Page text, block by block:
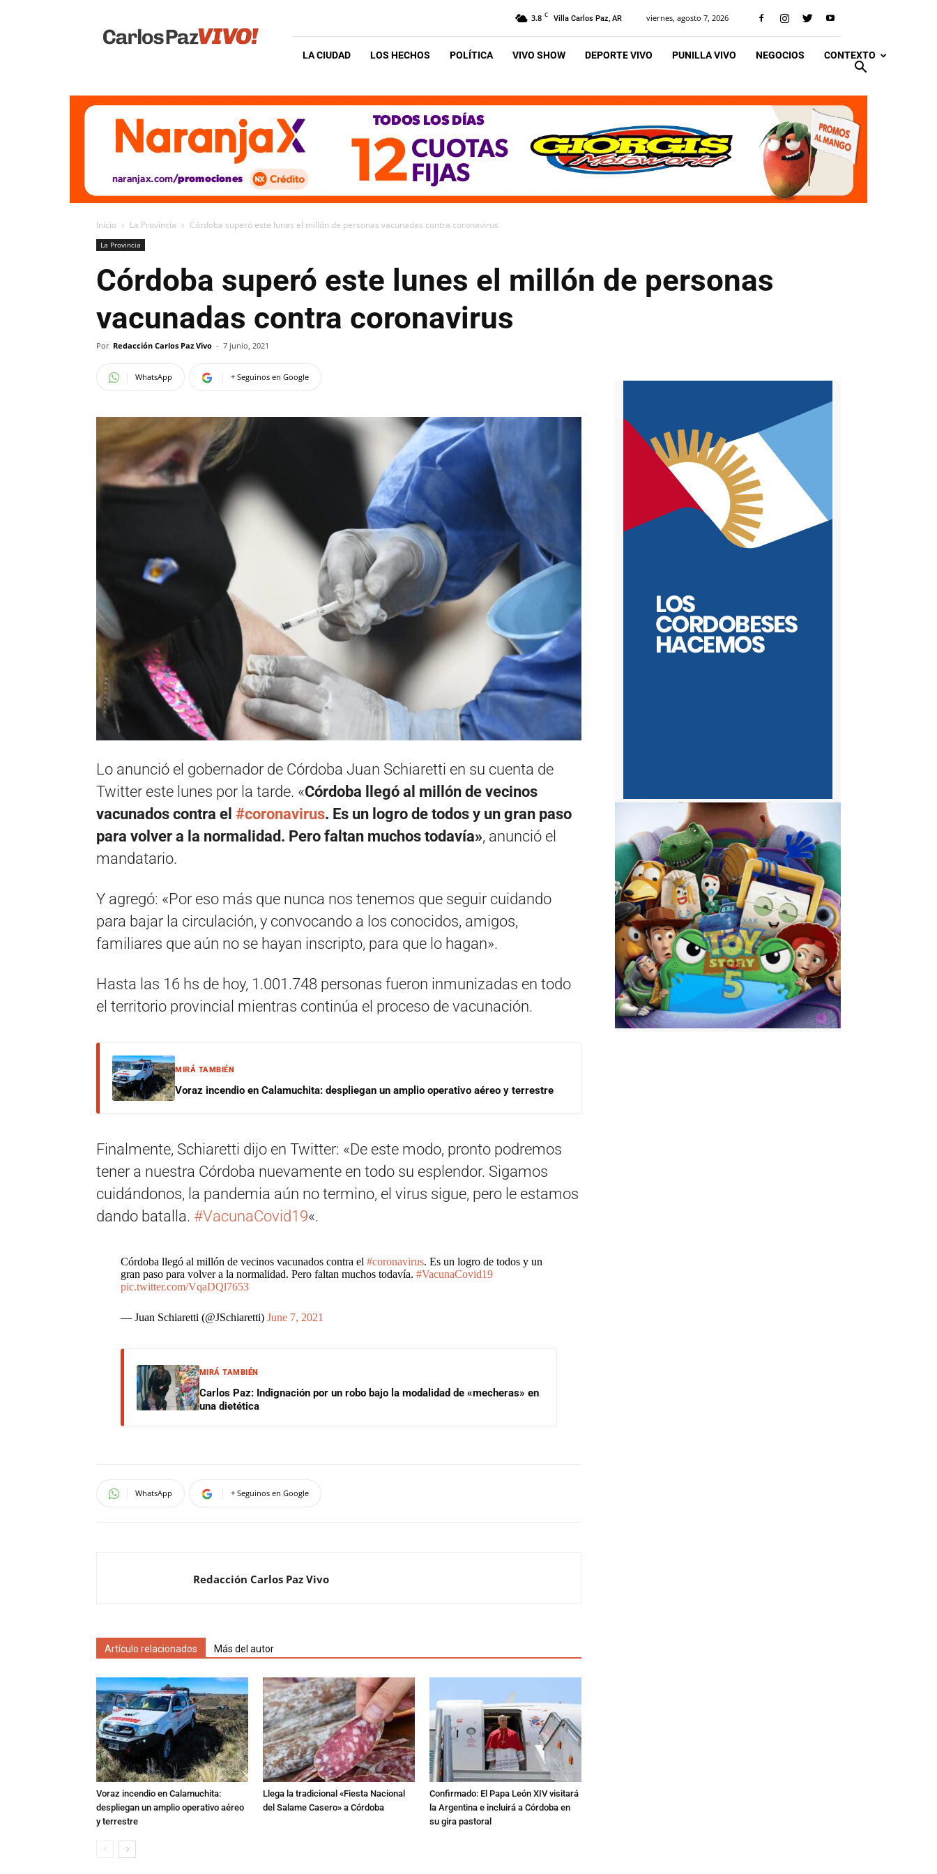
Vivo
3.8 C Villa Carlos Paz, AR viernes, agosto 7, 2026
LA CIUDAD LOS HECHOS POLÍTICA VIVO SHOW DEPORTE VIVO PUNILLA VIVO NEGOCIOS CONTEXTO
Inicio La Provincia Córdoba superó este lunes el millón de personas vacunadas contra coronavirus
La Provincia
Córdoba superó este lunes el millón de personas
vacunadas contra coronavirus
Por Redacción Carlos Paz Vivo - 7 junio, 2021
WhatsApp + Seguinos en Google
Lo anunció el gobernador de Córdoba Juan Schiaretti en su cuenta de
Twitter este lunes por la tarde. «Córdoba llegó al millón de vecinos
vacunados contra el #coronavirus. Es un logro de todos y un gran paso
para volver a la normalidad. Pero faltan muchos todavía», anunció el
mandatario.
Y agregó: «Por eso más que nunca nos tenemos que seguir cuidando
para bajar la circulación, y convocando a los conocidos, amigos,
familiares que aún no se hayan inscripto, para que lo hagan».
Hasta las 16 hs de hoy, 1.001.748 personas fueron inmunizadas en todo
el territorio provincial mientras continúa el proceso de vacunación.
MIRÁ TAMBIÉN
Voraz incendio en Calamuchita: despliegan un amplio operativo aéreo y terrestre
Finalmente, Schiaretti dijo en Twitter: «De este modo, pronto podremos
tener a nuestra Córdoba nuevamente en todo su esplendor. Sigamos
cuidándonos, la pandemia aún no termino, el virus sigue, pero le estamos
dando batalla. #VacunaCovid19«.
Córdoba llegó al millón de vecinos vacunados contra el #coronavirus. Es un logro de todos y un
gran paso para volver a la normalidad. Pero faltan muchos todavía. #VacunaCovid19
pic.twitter.com/VqaDQl7653
— Juan Schiaretti (@JSchiaretti) June 7, 2021
MIRÁ TAMBIÉN
Carlos Paz: Indignación por un robo bajo la modalidad de «mecheras» en
una dietética
WhatsApp + Seguinos en Google
Redacción Carlos Paz Vivo
Artículo relacionados Más del autor
Voraz incendio en Calamuchita:
despliegan un amplio operativo aéreo
y terrestre
Llega la tradicional «Fiesta Nacional
del Salame Casero» a Córdoba
Confirmado: El Papa León XIV visitará
la Argentina e incluirá a Córdoba en
su gira pastoral